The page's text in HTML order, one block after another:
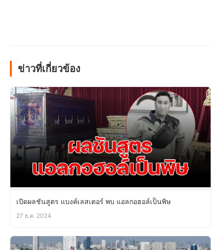
ข่าวที่เกี่ยวข้อง
เปิดผลชันสูตร แบงค์เลสเตอร์ พบ แอลกอฮอล์เป็นพิษ
27 ธ.ค. 2024